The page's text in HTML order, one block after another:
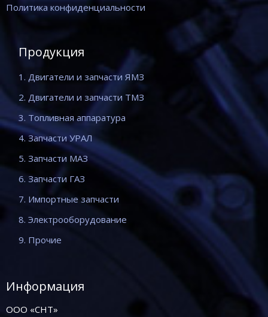
Политика конфиденциальности
Продукция
1. Двигатели и запчасти ЯМЗ
2. Двигатели и запчасти ТМЗ
3. Топливная аппаратура
4. Запчасти УРАЛ
5. Запчасти МАЗ
6. Запчасти ГАЗ
7. Импортные запчасти
8. Электрооборудование
9. Прочие
Информация
ООО «СНТ»